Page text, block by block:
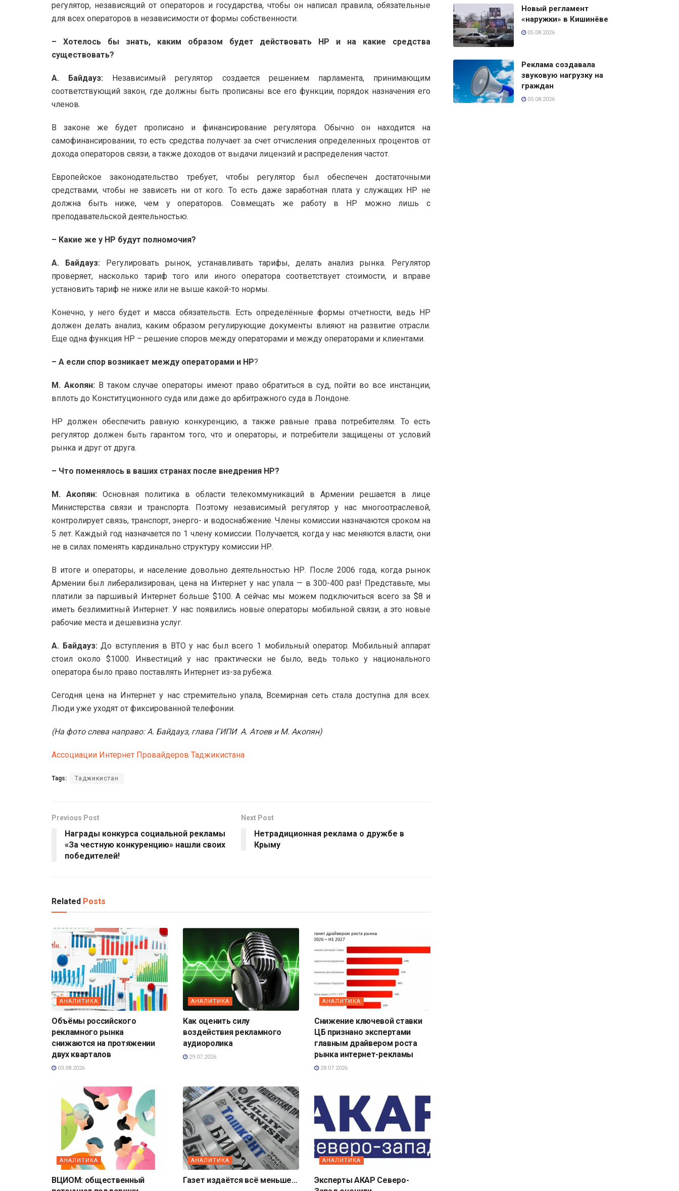
регулятор, независящий от операторов и государства, чтобы он написал правила, обязательные
для всех операторов в независимости от формы собственности.
– Хотелось бы знать, каким образом будет действовать НР и на какие средства
существовать?
А. Байдауз: Независимый регулятор создается решением парламента, принимающим
соответствующий закон, где должны быть прописаны все его функции, порядок назначения его
членов.
В законе же будет прописано и финансирование регулятора. Обычно он находится на
самофинансировании, то есть средства получает за счет отчисления определенных процентов от
дохода операторов связи, а также доходов от выдачи лицензий и распределения частот.
Европейское законодательство требует, чтобы регулятор был обеспечен достаточными
средствами, чтобы не зависеть ни от кого. То есть даже заработная плата у служащих НР не
должна быть ниже, чем у операторов. Совмещать же работу в НР можно лишь с
преподавательской деятельностью.
– Какие же у НР будут полномочия?
А. Байдауз:Регулировать рынок, устанавливать тарифы, делать анализ рынка. Регулятор
проверяет, насколько тариф того или иного оператора соответствует стоимости, и вправе
установить тариф не ниже или не выше какой-то нормы.
Конечно, у него будет и масса обязательств. Есть определённые формы отчетности, ведь НР
должен делать анализ, каким образом регулирующие документы влияют на развитие отрасли.
Еще одна функция НР – решение споров между операторами и между операторами и клиентами.
– А если спор возникает между операторами и НР?
М. Акопян:В таком случае операторы имеют право обратиться в суд, пойти во все инстанции,
вплоть до Конституционного суда или даже до арбитражного суда в Лондоне.
НР должен обеспечить равную конкуренцию, а также равные права потребителям. То есть
регулятор должен быть гарантом того, что и операторы, и потребители защищены от условий
рынка и друг от друга.
– Что поменялось в ваших странах после внедрения НР?
М. Акопян:Основная политика в области телекоммуникаций в Армении решается в лице
Министерства связи и транспорта. Поэтому независимый регулятор у нас многоотраслевой,
контролирует связь, транспорт, энерго- и водоснабжение. Члены комиссии назначаются сроком на
5 лет. Каждый год назначается по 1 члену комиссии. Получается, когда у нас меняются власти, они
не в силах поменять кардинально структуру комиссии НР.
В итоге и операторы, и население довольно деятельностью НР. После 2006 года, когда рынок
Армении был либерализирован, цена на Интернет у нас упала — в 300-400 раз! Представьте, мы
платили за паршивый Интернет больше $100. А сейчас мы можем подключиться всего за $8 и
иметь безлимитный Интернет. У нас появились новые операторы мобильной связи, а это новые
рабочие места и дешевизна услуг.
А. Байдауз:До вступления в ВТО у нас был всего 1 мобильный оператор. Мобильный аппарат
стоил около $1000. Инвестиций у нас практически не было, ведь только у национального
оператора было право поставлять Интернет из-за рубежа.
Сегодня цена на Интернет у нас стремительно упала, Всемирная сеть стала доступна для всех.
Люди уже уходят от фиксированной телефонии.
(На фото слева направо: А. Байдауз, глава ГИПИ А. Атоев и М. Акопян)
Ассоциации Интернет Провайдеров Таджикистана
Tags: Таджикистан
Previous Post
Награды конкурса социальной рекламы
«За честную конкуренцию» нашли своих
победителей!
Next Post
Нетрадиционная реклама о дружбе в
Крыму
Related Posts
АНАЛИТИКА
Объёмы российского
рекламного рынка
снижаются на протяжении
двух кварталов
03.08.2026
АНАЛИТИКА
Как оценить силу
воздействия рекламного
аудиоролика
29.07.2026
АНАЛИТИКА
Снижение ключевой ставки
ЦБ признано экспертами
главным драйвером роста
рынка интернет-рекламы
28.07.2026
АНАЛИТИКА
ВЦИОМ: общественный
АНАЛИТИКА
Газет издаётся всё меньше…
АНАЛИТИКА
Эксперты АКАР Северо-
Новый регламент
«наружки» в Кишинёве
05.08.2026
Реклама создавала
звуковую нагрузку на
граждан
05.08.2026